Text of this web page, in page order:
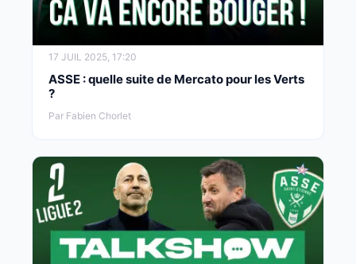
17 JUIL 2025, 17:20
ASSE : quelle suite de Mercato pour les Verts
?
Par Fabien Chorlet